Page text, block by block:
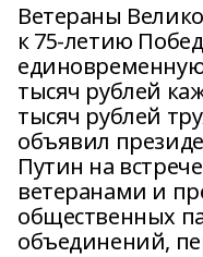
Ветераны
к 75-летию
тысяч рублей
тысяч рублей
объявил
Путин на
ветеранами и
общественных
объединений,